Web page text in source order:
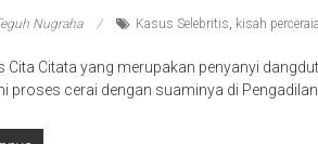
Nugraha Kasus Selebritis, kisah
Cita Citata yang merupakan penyanyi
proses cerai dengan suaminya di Pengadilan